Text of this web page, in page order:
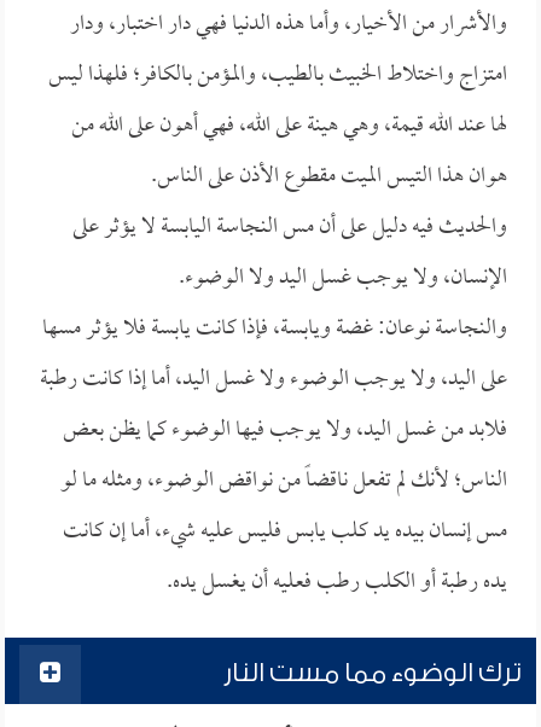
والأشرار من الأخيار، وأما هذه الدنيا فهي دار اختبار، ودار
امتزاج واختلاط الخبيث بالطيب، والمؤمن بالكافر؛ فلهذا ليس
لها عند الله قيمة، وهي هينة على الله، فهي أهون على الله من
هوان هذا التيس الميت مقطوع الأذن على الناس.
والحديث فيه دليل على أن مس النجاسة اليابسة لا يؤثر على
الإنسان، ولا يوجب غسل اليد ولا الوضوء.
والنجاسة نوعان: غضة ويابسة، فإذا كانت يابسة فلا يؤثر مسها
على اليد، ولا يوجب الوضوء ولا غسل اليد، أما إذا كانت رطبة
فلابد من غسل اليد، ولا يوجب فيها الوضوء كما يظن بعض
الناس؛ لأنك لم تفعل ناقضاً من نواقض الوضوء، ومثله ما لو
مس إنسان بيده يد كلب يابس فليس عليه شيء، أما إن كانت
يده رطبة أو الكلب رطب فعليه أن يغسل يده.
ترك الوضوء مما مست النار